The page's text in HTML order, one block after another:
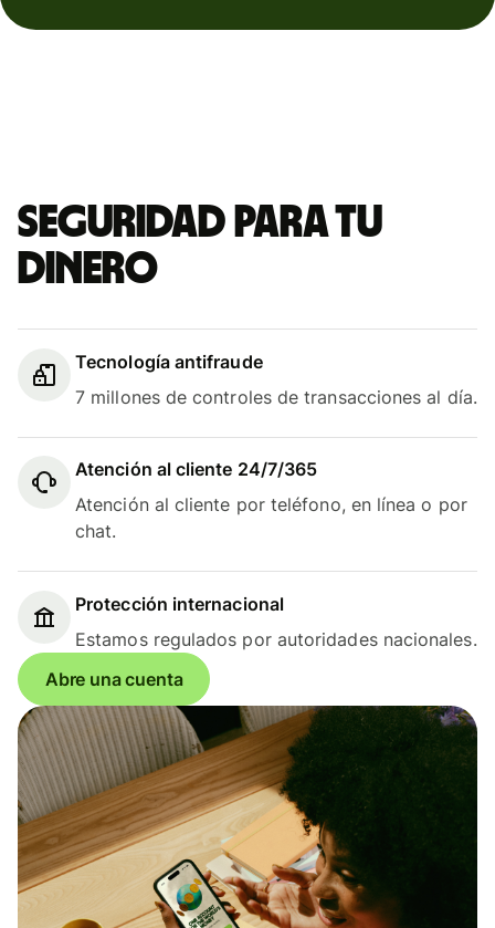
Seguridad para tu
dinero
Tecnología antifraude
7 millones de controles de transacciones al día.
Atención al cliente 24/7/365
Atención al cliente por teléfono, en línea o por
chat.
Protección internacional
Estamos regulados por autoridades nacionales.
Abre una cuenta